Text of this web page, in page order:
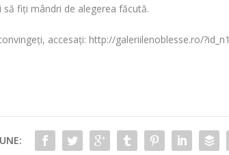
să fiți mândri de alegerea făcută.
accesați: http://galeriilenoblesse.ro/?id_n1